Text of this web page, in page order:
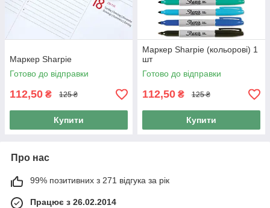
Маркер Sharpie
Готово до відправки
112,50 ₴ 125 ₴
Купити
Маркер Sharpie (кольорові) 1
шт
Готово до відправки
112,50 ₴ 125 ₴
Купити
Про нас
99% позитивних з 271 відгука за рік
Працює з 26.02.2014